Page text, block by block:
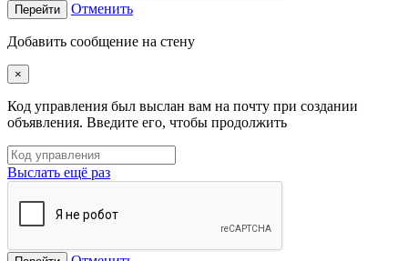
Перейти Отменить
Добавить сообщение на стену
×
Код управления был выслан вам на почту при создании
объявления. Введите его, чтобы продолжить
Выслать ещё раз